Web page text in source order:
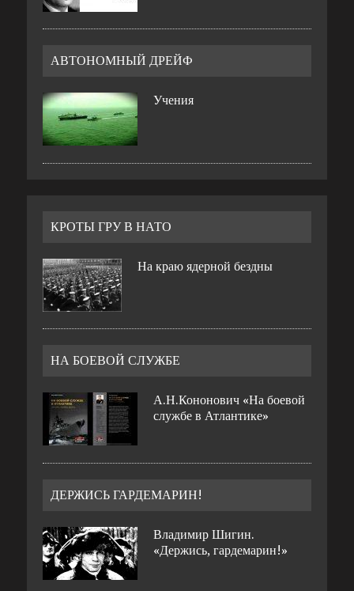
АВТОНОМНЫЙ ДРЕЙФ
Учения
КРОТЫ ГРУ В НАТО
На краю ядерной бездны
НА БОЕВОЙ СЛУЖБЕ
А.Н.Кононович «На боевой
службе в Атлантике»
ДЕРЖИСЬ ГАРДЕМАРИН!
Владимир Шигин.
«Держись, гардемарин!»